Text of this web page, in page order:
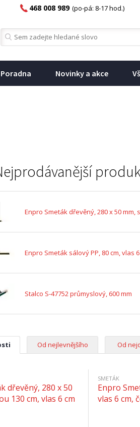
468 008 989 (po-pá: 8-17 hod.)
Poradna Novinky a akce
Enpro Smeták dřevěný, 280 x 50 mm,
Enpro Smeták sálový PP, 80 cm, vlas
Stalco S-47752 průmyslový, 600 mm
Od nejlevnějšího Od
dřevěný, 280 x 50
130 cm, vlas 6 cm
SMETÁK
Enpro
vlas 6 cm,